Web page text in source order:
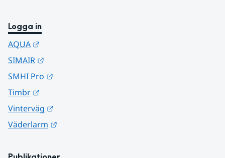
Logga in
AQUA
SIMAIR
SMHI Pro
Timbr
Vinterväg
Väderlarm